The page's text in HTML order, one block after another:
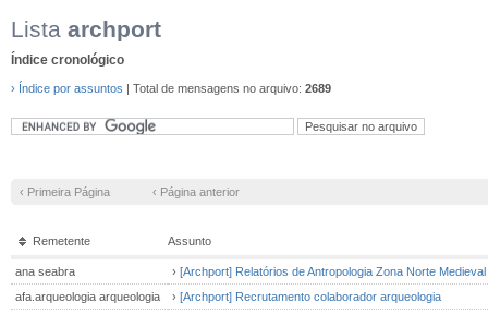
Lista archport
Índice cronológico
› Índice por assuntos | Total de mensagens no arquivo: 2689
‹ Primeira Página ‹ Página anterior
Remetente Assunto
ana seabra › [Archport] Relatórios de Antropologia Zona Norte
afa.arqueologia arqueologia
› [Archport] Recrutamento colaborador arqueologia